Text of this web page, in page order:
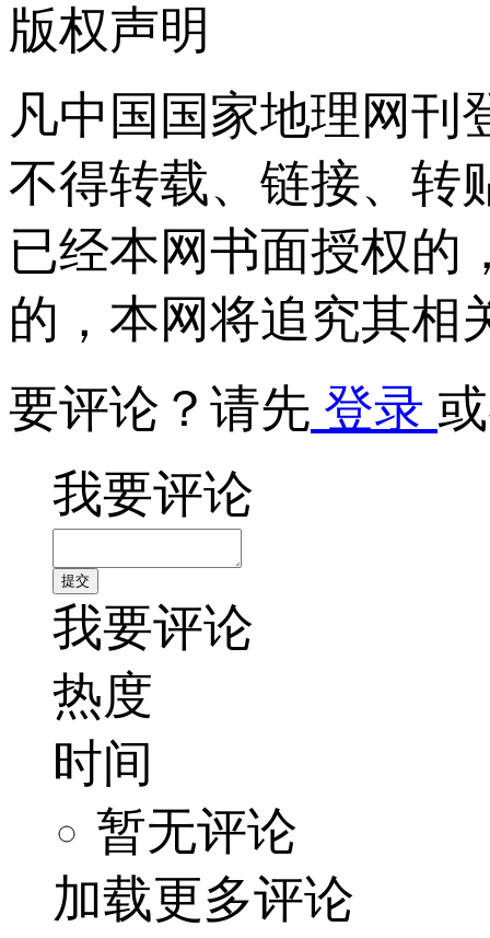
版权声明
凡中国国家地理网刊
不得转载、链接、转
已经本网书面授权的
的，本网将追究其相
要评论？请先 登录
我要评论
我要评论
热度
时间
暂无评论
加载更多评论